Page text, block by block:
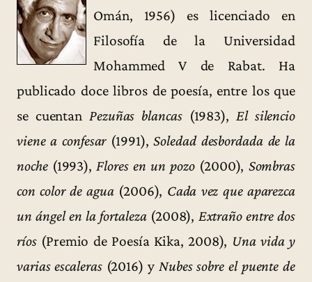
Omán, 1956) es licenciado en
Filosofía de la Universidad
Mohammed V de Rabat. Ha
publicado doce libros de poesía, entre los que
se cuentanPezuñas blancas(1983), El silencio
viene a confesar(1991),Soledad desbordada de la
noche(1993),Flores en un pozo(2000), Sombras
con color de agua(2006), Cada vez que aparezca
un ángel en la fortaleza(2008), Extraño entre dos
ríos(Premio de Poesía Kika, 2008), Una vida y
varias escaleras(2016) y Nubes sobre el puente de